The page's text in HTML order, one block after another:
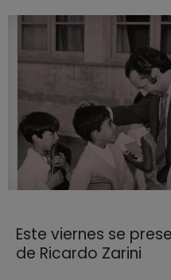
Este viernes se
de Ricardo Zarini